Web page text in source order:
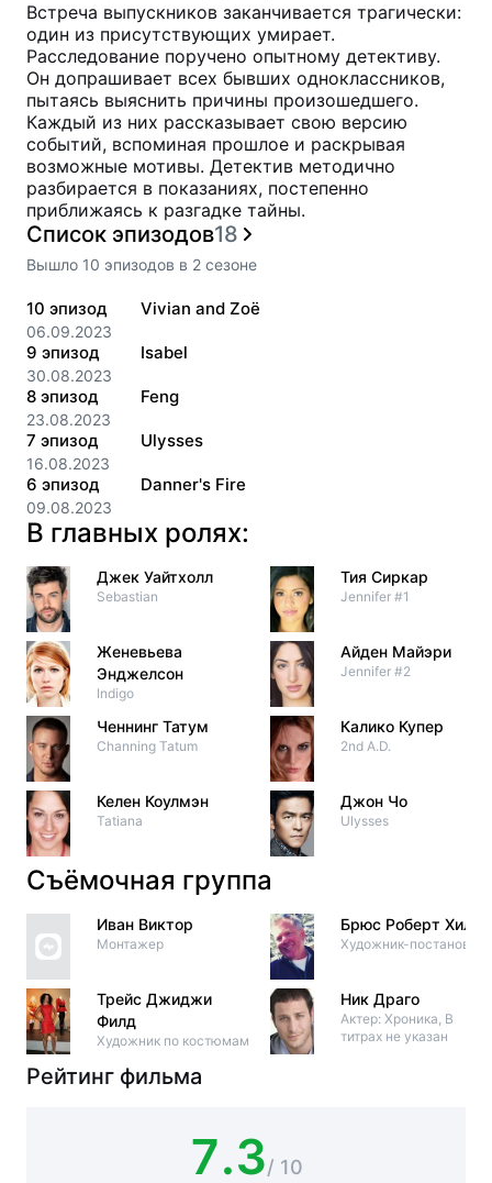
Встреча выпускников заканчивается трагически:
один из присутствующих умирает.
Расследование поручено опытному детективу.
Он допрашивает всех бывших одноклассников,
пытаясь выяснить причины произошедшего.
Каждый из них рассказывает свою версию
событий, вспоминая прошлое и раскрывая
возможные мотивы. Детектив методично
разбирается в показаниях, постепенно
приближаясь к разгадке тайны.
Список эпизодов18
Вышло 10 эпизодов в 2 сезоне
10 эпизод
06.09.2023
Vivian and Zoë
9 эпизод
30.08.2023
Isabel
8 эпизод
23.08.2023
Feng
7 эпизод
16.08.2023
Ulysses
6 эпизод
09.08.2023
Danner's Fire
В главных ролях:
Джек Уайтхолл
Sebastian
Женевьева
Энджелсон
Indigo
Ченнинг Татум
Channing Tatum
Келен Коулмэн
Tatiana
Тия Сиркар
Jennifer #1
Айден Майэри
Jennifer #2
Калико Купер
2nd A.D.
Джон Чо
Ulysses
Съёмочная группа
Иван Виктор
Монтажер
Трейс Джиджи
Филд
Художник по костюмам
Брюс Роберт Хилл
Художник-
Ник Драго
Актер: Хроника, В
титрах не указан
Рейтинг фильма
7.3/ 10